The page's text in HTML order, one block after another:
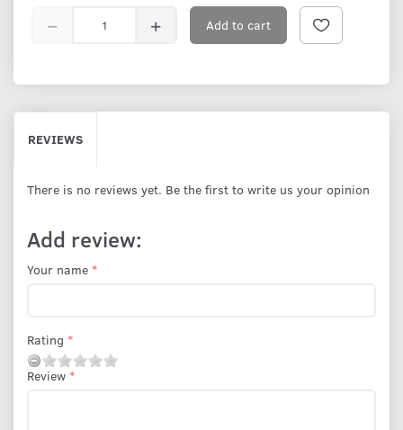
Add to cart
REVIEWS
There is no reviews yet. Be the first to write us your opinion
Add review:
Your name
Rating
Review